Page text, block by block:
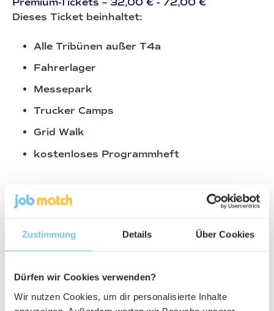
Zustimmung Details Über Cookies
Dürfen wir Cookies verwenden?
Wir nutzen Cookies, um dir personalisierte Inhalte
Dieses Ticket beinhaltet:
Alle Tribünen außer T4a
Fahrerlager
Messepark
Trucker Camps
Grid Walk
kostenloses Programmheft
Mercedes-Ticket – 13,00 € bis 88,00 €
Dieses Ticket beinhaltet:
Mercedes-Tribüne T4A exklusiv
Messepark